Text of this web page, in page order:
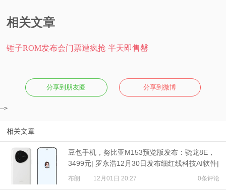
相关文章
锤子ROM发布会门票遭疯抢 半天即售罄
分享到朋友圈 分享到微博
-->
相关文章
豆包手机，努比亚M153预览版发布：骁龙8E，
3499元| 罗永浩12月30日发布细红线科技AI软件|
豪威2亿像素CMOS爆料
布朗 12月01日 20:27 0条评论